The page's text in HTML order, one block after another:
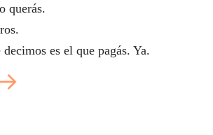
querás.
es el que pagás. Ya.